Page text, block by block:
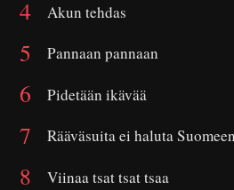
Akun tehdas
Pannaan pannaan
Pidetään ikävää
Rääväsuita ei haluta Suomeen
Viinaa tsat tsat tsaa